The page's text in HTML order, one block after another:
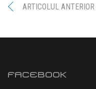
ARTICOLUL ANTERIOR
FACEBOOK